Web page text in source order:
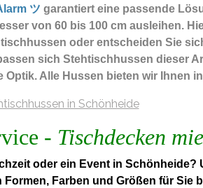
ツ garantiert eine passende
von 60 bis 100 cm ausleihen.
oder entscheiden Sie
sich Stehtischhussen dieser
Optik. Alle Hussen bieten wir Ihnen
- Tischdecken
oder ein Event in
Farben und Größen für